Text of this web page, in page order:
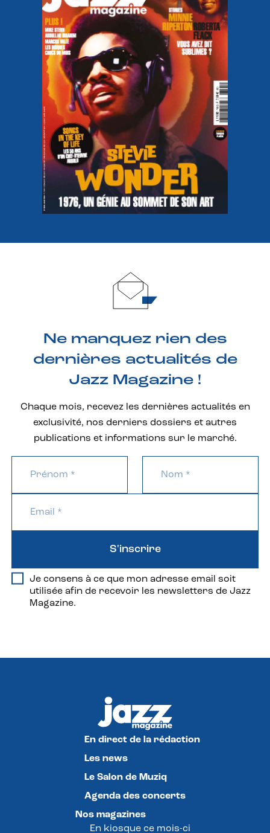
Ne manquez rien des
dernières actualités de
Jazz Magazine !
Chaque mois, recevez les dernières actualités en
exclusivité, nos derniers dossiers et autres
publications et informations sur le marché.
Je consens à ce que mon adresse email soit
utilisée afin de recevoir les newsletters de Jazz
Magazine.
S'inscrire
En direct de la rédaction
Les news
Le Salon de Muziq
Agenda des concerts
Nos magazines
En kiosque ce mois-ci